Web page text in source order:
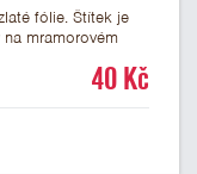
fólie. Štítek je
mramorovém
3 řádky, aby byla
40 Kč